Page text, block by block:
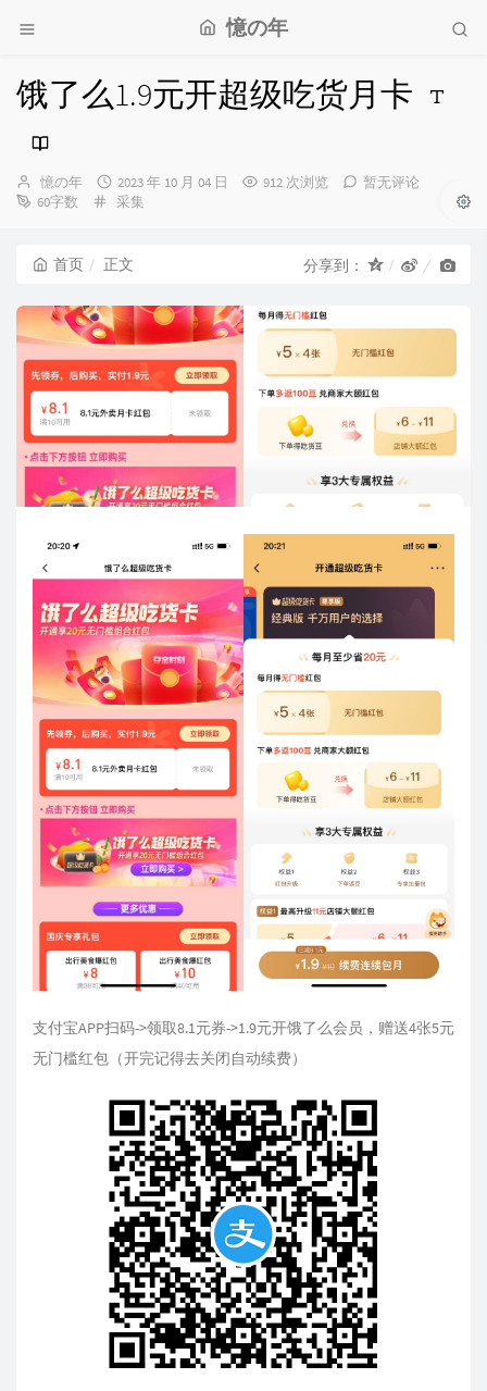
憶の年
饿了么1.9元开超级吃货月卡
博
主：
憶の年
发
布
2023 年 10 月 04 日 912 次浏览
暂无评论
60字数
分
采集
首页 正文 分享到：
支付宝APP扫码->领取8.1元券->1.9元开饿了么会员，赠送4张5元
无门槛红包（开完记得去关闭自动续费）